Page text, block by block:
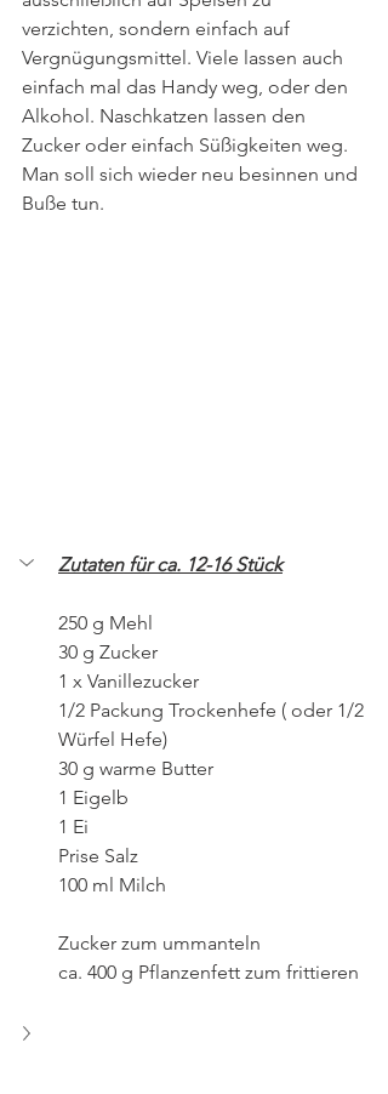
verzichten, sondern einfach auf
Vergnügungsmittel. Viele lassen auch
einfach mal das Handy weg, oder den
Alkohol. Naschkatzen lassen den
Zucker oder einfach Süßigkeiten weg.
Man soll sich wieder neu besinnen und
Buße tun.
Zutaten für ca. 12-16 Stück
250 g Mehl
30 g Zucker
1 x Vanillezucker
1/2 Packung Trockenhefe ( oder 1/2
Würfel Hefe)
30 g warme Butter
1 Eigelb
1 Ei
Prise Salz
100 ml Milch
Zucker zum ummanteln
ca. 400 g Pflanzenfett zum frittieren